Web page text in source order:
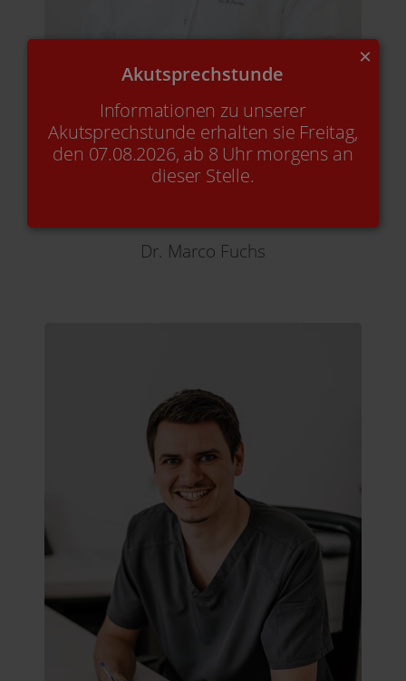
×
Akutsprechstunde
Informationen zu unserer
Akutsprechstunde erhalten sie Freitag,
den 07.08.2026, ab 8 Uhr morgens an
dieser Stelle.
Dr. Marco Fuchs